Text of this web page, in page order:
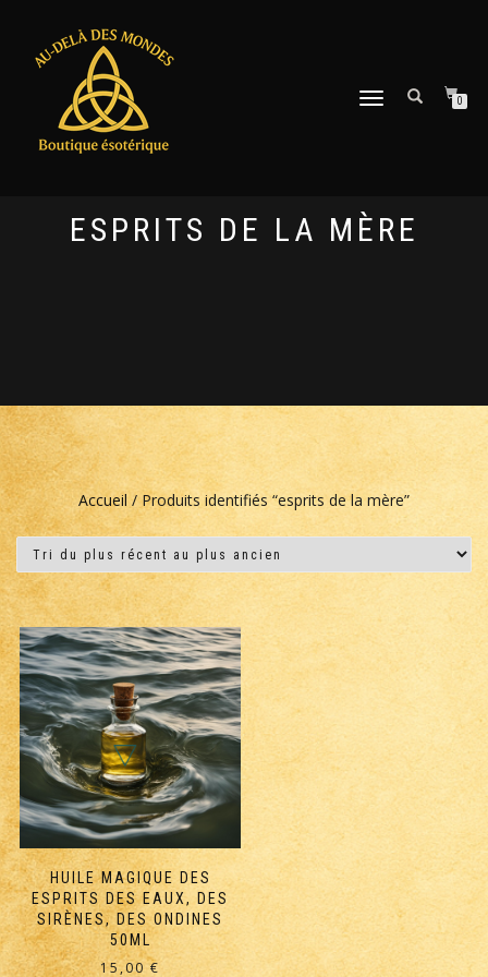
DÉPLIER
0
ESPRITS DE LA MÈRE
Accueil / Produits identifiés “esprits de la mère”
HUILE MAGIQUE DES
ESPRITS DES EAUX, DES
SIRÈNES, DES ONDINES
50ML
15,00€